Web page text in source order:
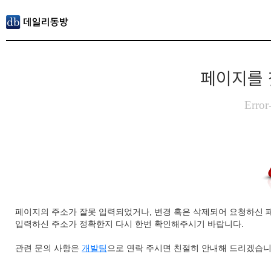
페이지를
페이지의 주소가 잘못 입력되었거나, 변경 혹은 삭제되어 요청하신
입력하신 주소가 정확한지 다시 한번 확인해주시기 바랍니다.
관련 문의 사항은 개발팀 으로 연락 주시면 친절히 안내해 드리겠습